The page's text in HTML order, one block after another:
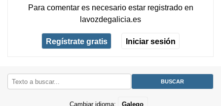
Para comentar es necesario estar registradoen
lavozdegalicia.es
Regístrate gratis Iniciar sesión
Cambiar idioma: Galego